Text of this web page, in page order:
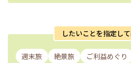
したいことを指定し
週末旅 絶景旅 ご利益めぐり